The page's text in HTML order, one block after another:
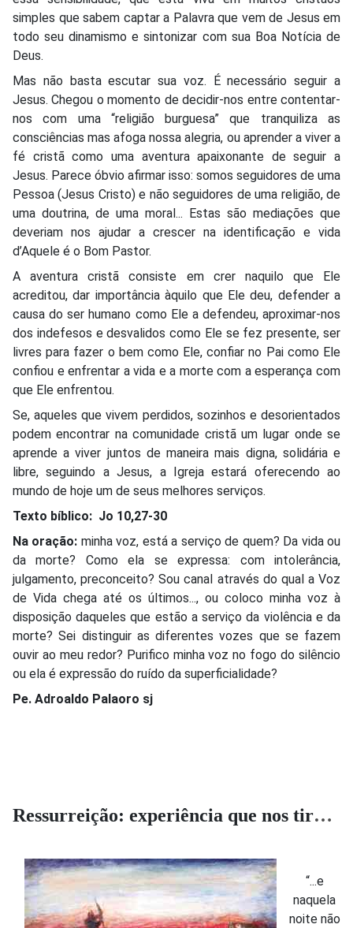
simples que sabem captar a Palavra que vem de Jesus em
todo seu dinamismo e sintonizar com sua Boa Notícia de
Deus.
Mas não basta escutar sua voz. É necessário seguir a
Jesus. Chegou o momento de decidir-nos entre contentar-
nos com uma “religião burguesa” que tranquiliza as
consciências mas afoga nossa alegria, ou aprender a viver a
fé cristã como uma aventura apaixonante de seguir a
Jesus. Parece óbvio afirmar isso: somos seguidores de uma
Pessoa (Jesus Cristo) e não seguidores de uma religião, de
uma doutrina, de uma moral... Estas são mediações que
deveriam nos ajudar a crescer na identificação e vida
d’Aquele é o Bom Pastor.
A aventura cristã consiste em crer naquilo que Ele
acreditou, dar importância àquilo que Ele deu, defender a
causa do ser humano como Ele a defendeu, aproximar-nos
dos indefesos e desvalidos como Ele se fez presente, ser
livres para fazer o bem como Ele, confiar no Pai como Ele
confiou e enfrentar a vida e a morte com a esperança com
que Ele enfrentou.
Se, aqueles que vivem perdidos, sozinhos e desorientados
podem encontrar na comunidade cristã um lugar onde se
aprende a viver juntos de maneira mais digna, solidária e
libre, seguindo a Jesus, a Igreja estará oferecendo ao
mundo de hoje um de seus melhores serviços.
Texto bíblico: Jo 10,27-30
Na oração: minha voz, está a serviço de quem? Da vida ou
da morte? Como ela se expressa: com intolerância,
julgamento, preconceito? Sou canal através do qual a Voz
de Vida chega até os últimos..., ou coloco minha voz à
disposição daqueles que estão a serviço da violência e da
morte? Sei distinguir as diferentes vozes que se fazem
ouvir ao meu redor? Purifico minha voz no fogo do silêncio
ou ela é expressão do ruído da superficialidade?
Pe. Adroaldo Palaoro sj
Ressurreição: experiência que nos tira de um fatal "ponto morto"
“...e
naquela
noite não